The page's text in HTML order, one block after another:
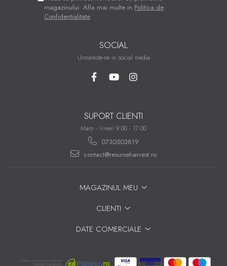
magazinului. Afla mai multe in Politica de
Confidentialitate
SOCIAL
Urmareste-ne in social media
SUPORT CLIENTI
Marți - Vineri 9:00 - 17:00
0730503819
contact@resurseharvest.ro
MAGAZINUL MEU
CLIENTI
DATE COMERCIALE